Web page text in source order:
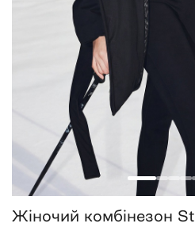
Жіночий комбінезон